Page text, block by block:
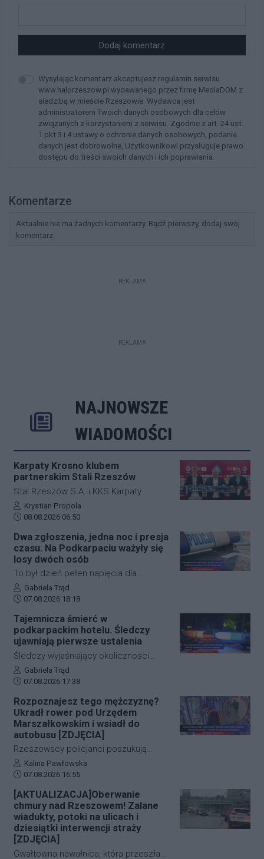
Dodaj komentarz
Wysyłając komentarz akceptujesz regulamin serwisu
www.halorzeszow.pl wydawanego przez firmę MediaDOM z
siedzibą w mieście Rzeszowie. Wydawca jest
administratorem Twoich danych osobowych dla celów
związanych z korzystaniem z serwisu. Zgodnie z art. 24 ust.
1 pkt 3 i 4 ustawy o ochronie danych osobowych, podanie
danych jest dobrowolne, Użytkownikowi przysługuje prawo
dostępu do treści swoich danych i ich poprawiania.
Komentarze
Aktualnie nie ma żadnych komentarzy. Bądź pierwszy, dodaj swój
komentarz.
REKLAMA
REKLAMA
NAJNOWSZE
WIADOMOŚCI
Karpaty Krosno klubem
partnerskim Stali Rzeszów
Stal Rzeszów S.A. i KKS Karpaty
Krosno rozpoczęły oficjalną
współpracę. Kluby podpisały
długoterminową umowę partnerską,
która ma obejmować m.in. wymianę
doświadczeń, rozwój szkolenia
młodzieży oraz obserwację i
pozyskiwanie utalentowanych
zawodników z regionu.
Autor artykułu:
Krystian Propola
Data dodania artykułu:
08.08.2026 06:50
Dwa zgłoszenia, jedna noc i presja
czasu. Na Podkarpaciu ważyły się
losy dwóch osób
To był dzień pełen napięcia dla
funkcjonariuszy z powiatu niżańskiego.
W ciągu zaledwie kilkunastu godzin
służby ratunkowe musiały
przeprowadzić dwie niezależne,
intensywne akcje poszukiwawcze. W
obu przypadkach chodziło o ludzkie
życie, a kluczową rolę odegrał czas.
Dzięki błyskawicznej mobilizacji policji,
nowoczesnej technologii, obie historie
zakończyły się szczęśliwie.
Autor artykułu:
Gabriela Trąd
Data dodania artykułu:
07.08.2026 18:18
Tajemnicza śmierć w
podkarpackim hotelu. Śledczy
ujawniają pierwsze ustalenia
Śledczy wyjaśniający okoliczności
tragicznego zdarzenia na terenie
jednego z sanockich hoteli dysponują
sądowych. Z przeprowadzonej sekcji
zwłok 37-letniego mężczyzny wynika,
że na tym etapie postępowania nic nie
wskazuje na udział osób trzecich.
Autor artykułu:
Gabriela Trąd
Data dodania artykułu:
07.08.2026 17:38
Rozpoznajesz tego mężczyznę?
Ukradł rower pod Urzędem
Marszałkowskim i wsiadł do
autobusu [ZDJĘCIA]
Rzeszowscy policjanci poszukują
sprawcy kradzieży roweru marki Kross
o wartości około 1500 złotych. Do
zdarzenia doszło w ścisłym centrum
miasta – pod Urzędem
Marszałkowskim przy al. Cieplińskiego.
Złodziej ze skradzionym jednośladem
wsiadł do autobusu MPK linii 28. Jego
wizerunek zarejestrowały kamery
Autor artykułu:
Kalina Pawłowska
Data dodania artykułu:
07.08.2026 16:55
[AKTUALIZACJA]Oberwanie
chmury nad Rzeszowem! Zalane
wiadukty, potoki na ulicach i
dziesiątki interwencji straży
[ZDJĘCIA]
Gwałtowna nawałnica, która przeszła